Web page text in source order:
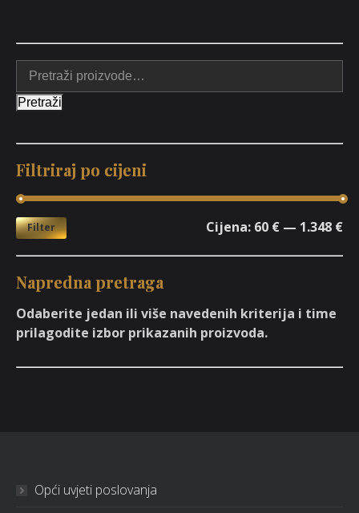
Pretraži
Filtriraj po cijeni
Filter Cijena: 60 € — 1.348 €
Napredna pretraga
Odaberite jedan ili više navedenih kriterija i time
prilagodite izbor prikazanih proizvoda.
Opći uvjeti poslovanja